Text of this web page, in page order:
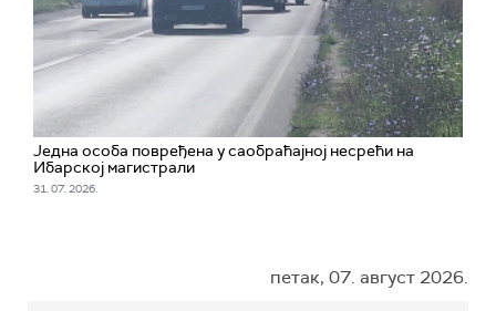
Једна особа повређена у саобраћајној несрећи на
Ибарској магистрали
31. 07. 2026.
петак, 07. август 2026.